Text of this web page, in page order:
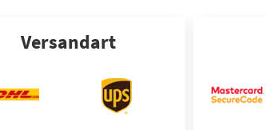
Versandart